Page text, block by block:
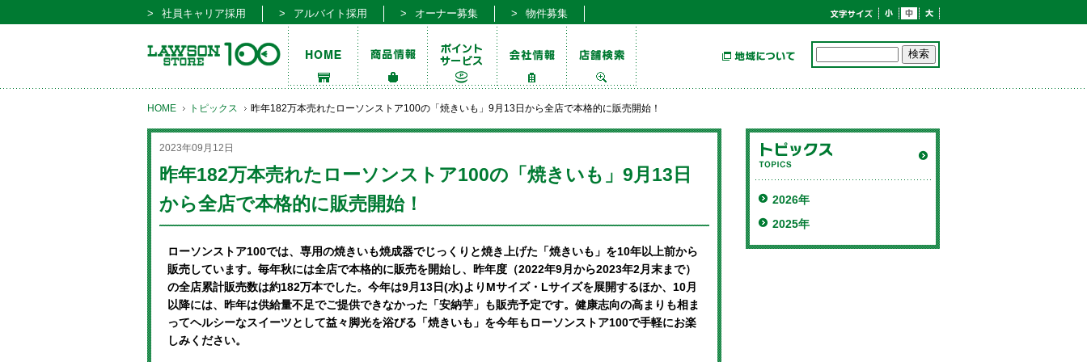
社員キャリア採用 アルバイト採用 オーナー募集 物件募集
HOME トピックス 昨年182万本売れたローソンストア100の「焼きいも」9月13日から全店で本格的に販売開始！
2023年09月12日
昨年182万本売れたローソンストア100の「焼きいも」9月13日
から全店で本格的に販売開始！
ローソンストア100では、専用の焼きいも焼成器でじっくりと焼き上げた「焼きいも」を10年以上前から
販売しています。毎年秋には全店で本格的に販売を開始し、昨年度（2022年9月から2023年2月末まで）
の全店累計販売数は約182万本でした。今年は9月13日(水)よりMサイズ・Lサイズを展開するほか、10月
以降には、昨年は供給量不足でご提供できなかった「安納芋」も販売予定です。健康志向の高まりも相ま
ってヘルシーなスイーツとして益々脚光を浴びる「焼きいも」を今年もローソンストア100で手軽にお楽
しみください。
2026年
2025年